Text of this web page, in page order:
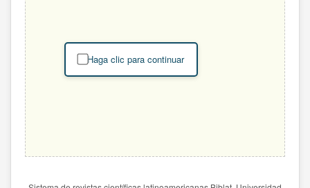
Haga clic para continuar